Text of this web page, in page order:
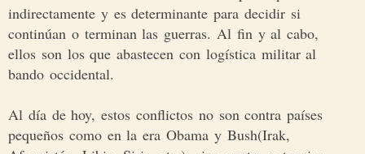
indirectamente y es determinante para decidir si
continúan o terminan las guerras. Al fin y al cabo,
ellos son los que abastecen con logística militar al
bando occidental.
Al día de hoy, estos conflictos no son contra países
pequeños como en la era Obama y Bush(Irak,